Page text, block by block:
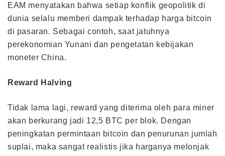
EAM menyatakan bahwa setiap konflik geopolitik di
dunia selalu memberi dampak terhadap harga bitcoin
di pasaran. Sebagai contoh, saat jatuhnya
perekonomian Yunani dan pengetatan kebijakan
moneter China.
Reward Halving
Tidak lama lagi, reward yang diterima oleh para miner
akan berkurang jadi 12,5 BTC per blok. Dengan
peningkatan permintaan bitcoin dan penurunan jumlah
suplai, maka sangat realistis jika harganya melonjak